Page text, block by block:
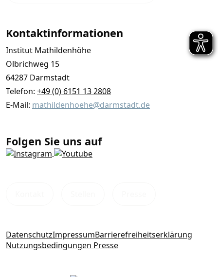
Kontaktinformationen
Institut Mathildenhöhe
Olbrichweg 15
64287 Darmstadt
Telefon: +49 (0) 6151 13 2808
E-Mail: mathildenhoehe@darmstadt.de
Folgen Sie uns auf
DatenschutzImpressumBarrierefreiheitserklärung
Nutzungsbedingungen Presse